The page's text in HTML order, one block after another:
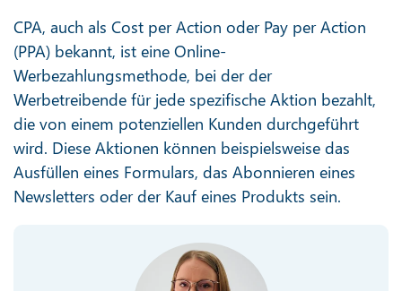
CPA, auch als Cost per Action oder Pay per Action
(PPA) bekannt, ist eine Online-
Werbezahlungsmethode, bei der der
Werbetreibende für jede spezifische Aktion bezahlt,
die von einem potenziellen Kunden durchgeführt
wird. Diese Aktionen können beispielsweise das
Ausfüllen eines Formulars, das Abonnieren eines
Newsletters oder der Kauf eines Produkts sein.